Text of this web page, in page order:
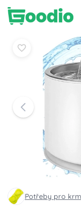
Potřeby pro
19,50